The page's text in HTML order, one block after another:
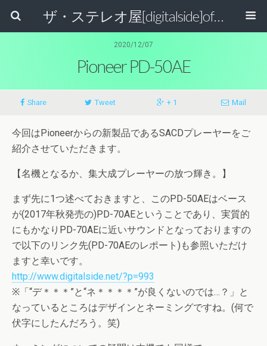
ザ・ステレオ屋[digitalside]official blog.
2020/12/07
Pioneer PD-50AE
Share Tweet + 1 Mail
今回はPioneerからの新製品であるSACDプレーヤーをご
紹介させていただきます。
【名機となるか、集大成プレーヤーの放つ輝き。】
まず先に1つ述べておきますと、このPD-50AEはベース
が(2017年秋発売の)PD-70AEということであり、実質的
にもかなりPD-70AEに近いサウンドとなっておりますの
で以下のリンク先(PD-70AEのレポート)も参照いただけ
ますと幸いです。
http://www.digitalside.net/?p=993
※「“デ＊＊＊”と“ネ＊＊＊＊”が良くないのでは…？」と
なっているところはデザインとネーミングですね。(何で
伏字にしたんだろう。笑)